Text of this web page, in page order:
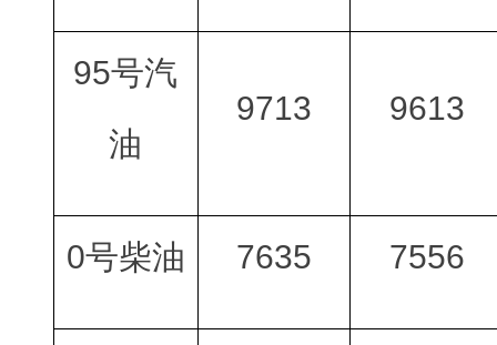
95号汽
油
9713 9613
0号柴油 7635 7556